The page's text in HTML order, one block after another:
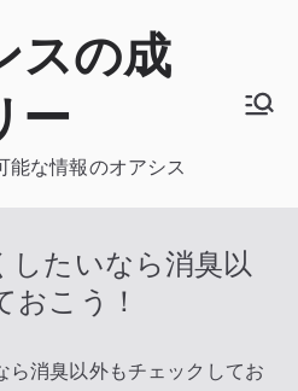
スの成
ー
能な情報のオアシス
したいなら消臭以
おこう！
ら消臭以外もチェックしてお